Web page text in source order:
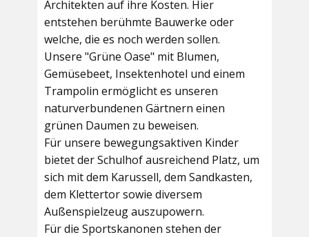
Architekten auf ihre Kosten. Hier
entstehen berühmte Bauwerke oder
welche, die es noch werden sollen.
Unsere "Grüne Oase" mit Blumen,
Gemüsebeet, Insektenhotel und einem
Trampolin ermöglicht es unseren
naturverbundenen Gärtnern einen
grünen Daumen zu beweisen.
Für unsere bewegungsaktiven Kinder
bietet derSchulhofausreichend Platz, um
sich mit dem Karussell, dem Sandkasten,
dem Klettertor sowie diversem
Außenspielzeug auszupowern.
Für die Sportskanonen stehen der